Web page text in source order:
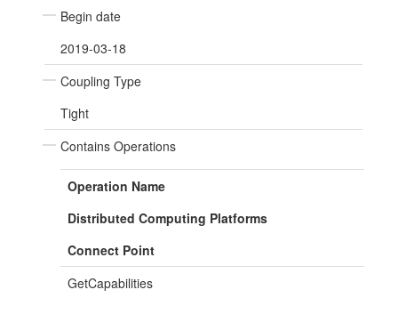
Begin date
2019-03-18
Coupling Type
Tight
Contains Operations
Operation Name
Distributed Computing Platforms
Connect Point
GetCapabilities